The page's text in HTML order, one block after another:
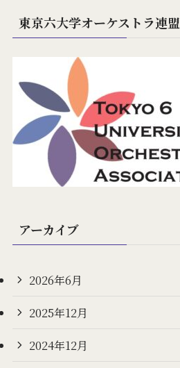
東京六大学オーケストラ連盟
アーカイブ
2026年6月
2025年12月
2024年12月